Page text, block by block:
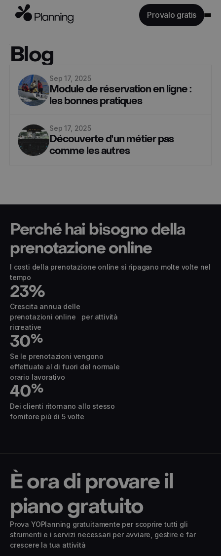
Provalo gratis
Caratteristiche
Industrie
Tariffe
API
Accedi
© 2024 Yoplanning
Blog
Sep 17, 2025
Module de réservation en ligne :
les bonnes pratiques
Sep 17, 2025
Découverte d'un métier pas
comme les autres
Perché hai bisogno della
prenotazione online
I costi della prenotazione online si ripagano molte volte nel
tempo
23%
Crescita annua delle
prenotazioni online per attività
ricreative
30%
Se le prenotazioni vengono
effettuate al di fuori del normale
orario lavorativo
40%
Dei clienti ritornano allo stesso
fornitore più di 5 volte
È ora di provare il
piano gratuito
Prova YOPlanning gratuitamente per scoprire tutti gli
strumenti e i servizi necessari per avviare, gestire e far
crescere la tua attività